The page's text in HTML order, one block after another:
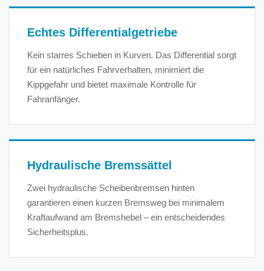
Echtes Differentialgetriebe
Kein starres Schieben in Kurven. Das Differential sorgt
für ein natürliches Fahrverhalten, minimiert die
Kippgefahr und bietet maximale Kontrolle für
Fahranfänger.
Hydraulische Bremssättel
Zwei hydraulische Scheibenbremsen hinten
garantieren einen kurzen Bremsweg bei minimalem
Kraftaufwand am Bremshebel – ein entscheidendes
Sicherheitsplus.